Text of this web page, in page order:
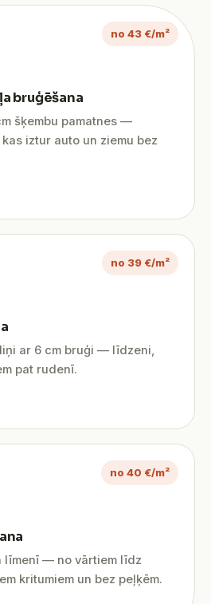
no 43 €/m²
bruģēšana
šķembu pamatnes —
iztur auto un ziemu bez
no 39 €/m²
ar 6 cm bruģi — līdzeni,
pat rudenī.
no 40 €/m²
līmenī — no vārtiem līdz
kritumiem un bez peļķēm.